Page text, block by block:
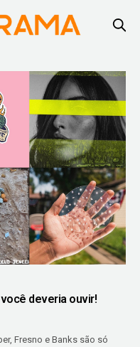
deveria ouvir!
Fresno e Banks são só